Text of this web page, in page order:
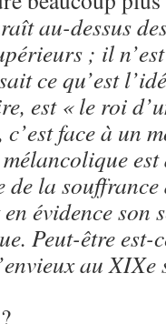
au-dessus
; il
ce qu’est
est « le roi
face à un
de la
évidence son
Peut-être
au XIXe